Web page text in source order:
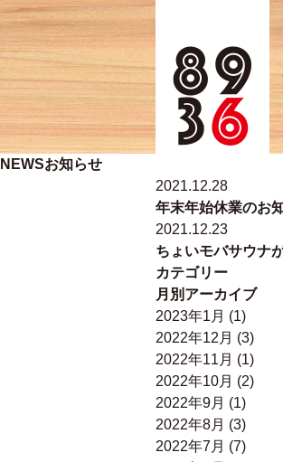
NEWSお知らせ
2021.12.28
年末年始休業のお
2021.12.23
ちょいモバサウナ
カテゴリー
月別アーカイブ
2023年1月 (1)
2022年12月 (3)
2022年11月 (1)
2022年10月 (2)
2022年9月 (1)
2022年8月 (3)
2022年7月 (7)